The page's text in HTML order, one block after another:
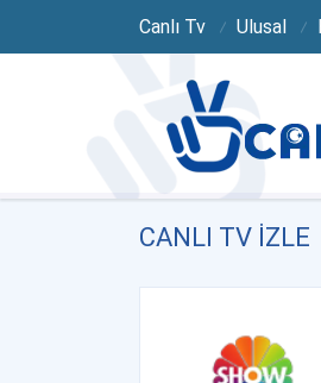
Canlı Tv Ulusal
CANLI TV IZLE